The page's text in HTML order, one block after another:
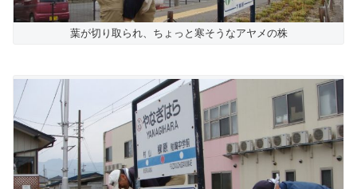
葉が切り取られ、ちょっと寒そうなアヤメの株